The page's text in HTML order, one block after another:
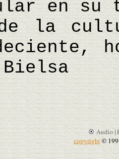
en su
la
Audio |
copyright©